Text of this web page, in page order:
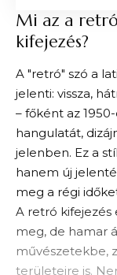
Mi az a
kifejezés?
A "retró" szó a
jelenti: vissza,
– főként az
hangulatát,
jelenben. Ez a
hanem új
meg a régi
A retró
meg, de hamar
művészetekbe,
területeire is.